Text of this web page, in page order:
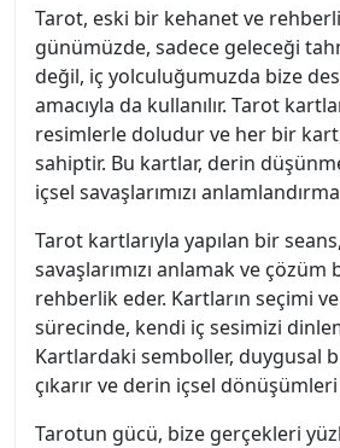
Tarot, eski bir kehanet ve
günümüzde, sadece geleceği
değil, iç yolculuğumuzda bize
amacıyla da kullanılır. Tarot
resimlerle doludur ve her bir
sahiptir. Bu kartlar, derin
içsel savaşlarımızı
Tarot kartlarıyla yapılan bir
savaşlarımızı anlamak ve
rehberlik eder. Kartların seçimi
sürecinde, kendi iç sesimizi
Kartlardaki semboller, duygusal
çıkarır ve derin içsel
Tarotun gücü, bize gerçekleri